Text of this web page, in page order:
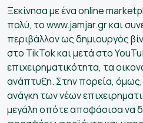
Ξεκίνησα με ένα online
πολύ, το www.jamjar.gr και
περιβάλλον ως δημιουργός
στο TikTok και μετά στο
επιχειρηματικότητα, τα
ανάπτυξη. Στην πορεία,
ανάγκη των νέων
μεγάλη οπότε αποφάσισα να